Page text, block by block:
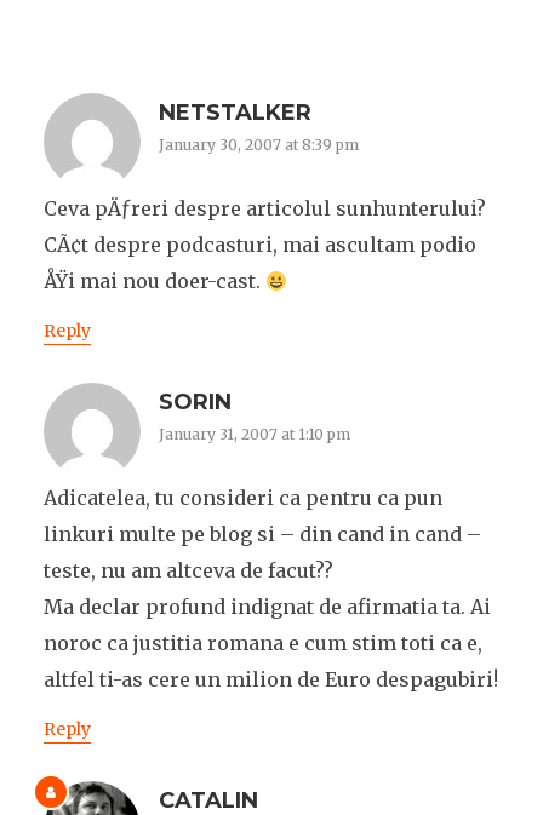
NETSTALKER
January 30, 2007 at 8:39 pm
Ceva pÄƒreri despre articolul sunhunterului?
CÃ¢t despre podcasturi, mai ascultam podio
ÅŸi mai nou doer-cast.
Reply
SORIN
January 31, 2007 at 1:10 pm
Adicatelea, tu consideri ca pentru ca pun
linkuri multe pe blog si – din cand in cand –
teste, nu am altceva de facut??
Ma declar profund indignat de afirmatia ta. Ai
noroc ca justitia romana e cum stim toti ca e,
altfel ti-as cere un milion de Euro despagubiri!
Reply
CATALIN